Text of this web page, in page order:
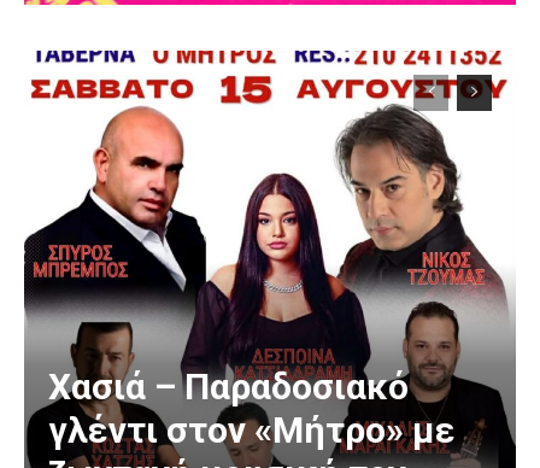
Χασιά – Παραδοσιακό
γλέντι στον «Μήτρο» με